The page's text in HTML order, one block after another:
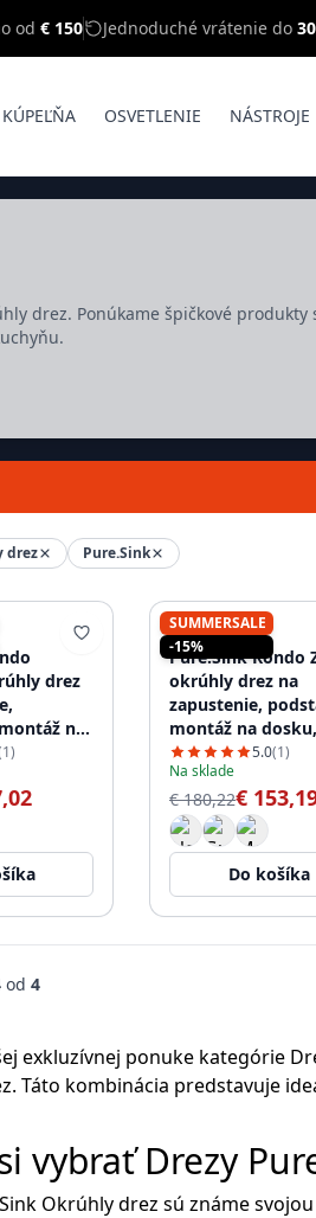
od € 150 Jednoduché vrátenie do 30
KÚPEĽŇA OSVETLENIE NÁSTROJE
drez. Ponúkame špičkové produkty
drez Pure.Sink
drez
na
02
SUMMERSALE
-15%
PURE.SINK
Pure.Sink Rondo
okrúhly drez na
zapustenie,
montáž na
cm, RD375-Gold
5.0(1)
Na sklade
€ 180,22€
Do košíka
od 4
exkluzívnej ponuke kategórie
Táto kombinácia predstavuje
vybrať Drezy
Okrúhly drez sú známe